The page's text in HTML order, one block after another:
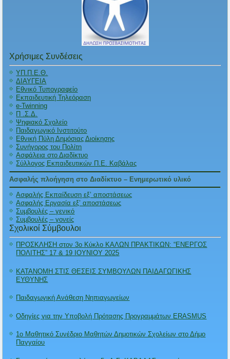
Χρήσιμες Συνδέσεις
ΥΠ.Π.Ε.Θ.
ΔΙΑΥΓΕΙΑ
Εθνικό Τυπογραφείο
Εκπαιδευτική Τηλεόραση
e-Twinning
Π .Σ.Δ.
Ψηφιακό Σχολείο
Παιδαγωγικό Ινστιτούτο
Εθνική Πύλη Δημόσιας Διοίκησης
Συνήγορος του Πολίτη
Ασφάλεια στο Διαδίκτυο
Σύλλογος Εκπαιδευτικών Π.Ε. Καβάλας
Ασφαλής πλοήγηση στο Διαδίκτυο – Ενημερωτικό υλικό
Ασφαλής Εκπαίδευση εξ’ αποστάσεως
Ασφαλής Εργασία εξ’ αποστάσεως
Συμβουλές – γενικό
Συμβουλές – γονείς
Σχολικοί Σύμβουλοι
ΠΡΟΣΚΛΗΣΗ στον 3ο Κύκλο ΚΑΛΩΝ ΠΡΑΚΤΙΚΩΝ: “ΕΝΕΡΓΟΣ
ΠΟΛΙΤΗΣ” 17 & 19 ΙΟΥΝΙΟΥ 2025
ΚΑΤΑΝΟΜΗ ΣΤΙΣ ΘΕΣΕΙΣ ΣΥΜΒΟΥΛΩΝ ΠΑΙΔΑΓΩΓΙΚΗΣ
ΕΥΘΥΝΗΣ
Παιδαγωγική Ανάθεση Νηπιαγωγείων
Οδηγίες για την Υποβολή Πρότασης Προγραμμάτων ERASMUS
1ο Μαθητικό Συνέδριο Μαθητών Δημοτικών Σχολείων στο Δήμο
Παγγαίου